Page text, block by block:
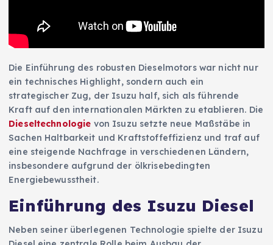
Die Einführung des robusten Dieselmotors war nicht nur
ein technisches Highlight, sondern auch ein
strategischer Zug, der Isuzu half, sich als führende
Kraft auf den internationalen Märkten zu etablieren. Die
Dieseltechnologie von Isuzu setzte neue Maßstäbe in
Sachen Haltbarkeit und Kraftstoffeffizienz und traf auf
eine steigende Nachfrage in verschiedenen Ländern,
insbesondere aufgrund der ölkrisebedingten
Energiebewusstheit.
Einführung des Isuzu Diesel
Neben seiner überlegenen Technologie spielte der Isuzu